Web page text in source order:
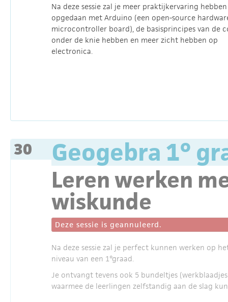
Na deze sessie zal je meer praktijkervaring hebben
opgedaan met Arduino (een open-source
microcontroller board), de basisprincipes van de
onder de knie hebben en meer zicht hebben op
electronica.
30 Geogebra 1°
Leren werken
wiskunde
Deze sessie is geannuleerd.
Na deze sessie zal je perfect kunnen werken op
niveau van een 1°graad.
Je ontvangt tevens ook 5 bundeltjes
waarmee de leerlingen zelfstandig aan de slag